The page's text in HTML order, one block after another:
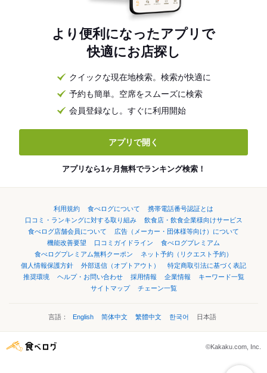
より便利になったアプリで
快適にお店探し
クイックな現在地検索。検索が快適に
予約も簡単。空席をスムーズに検索
会員登録なし。すぐに利用開始
アプリで開く
アプリなら1ヶ月無料でランキング検索！
利用規約 食べログについて
携帯電話番号認証とは
口コミ・ランキングに対する取り組み
飲食店・飲食企業様向けサービス
食べログ店舗会員について
広告（メーカー・団体様等向け）について
機能改善要望
口コミガイドライン
食べログプレミアム
食べログプレミアム無料クーポン
ネット予約（リクエスト予約）
個人情報保護方針
外部送信（オプトアウト）
特定商取引法に基づく表記
推奨環境
ヘルプ・お問い合わせ 採用情報 企業情報
キーワード一覧
サイトマップ
チェーン一覧
言語： English 简体中文 繁體中文 한국어 日本語
©Kakaku.com, Inc.